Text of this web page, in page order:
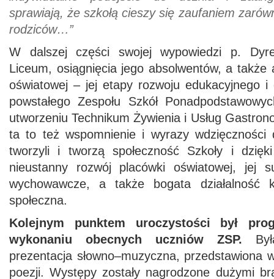
sprawiają, że szkołą cieszy się zaufaniem
rodziców…”
W dalszej części swojej wypowiedzi p.
Liceum, osiągnięcia jego absolwentów, a także
oświatowej – jej etapy rozwoju edukacyjnego i
powstałego Zespołu Szkół
utworzeniu Technikum Żywienia i Usług
ta to też wspomnienie i wyrazy wdzięczności
tworzyli i tworzą społeczność Szkoły i
nieustanny rozwój placówki oświatowej, jej
wychowawcze, a także bogata działalność
społeczna.
Kolejnym punktem uroczystości był
wykonaniu obecnych uczniów ZSP.
prezentacja słowno–muzyczna, przedstawiona
poezji. Występy zostały nagrodzone dużymi